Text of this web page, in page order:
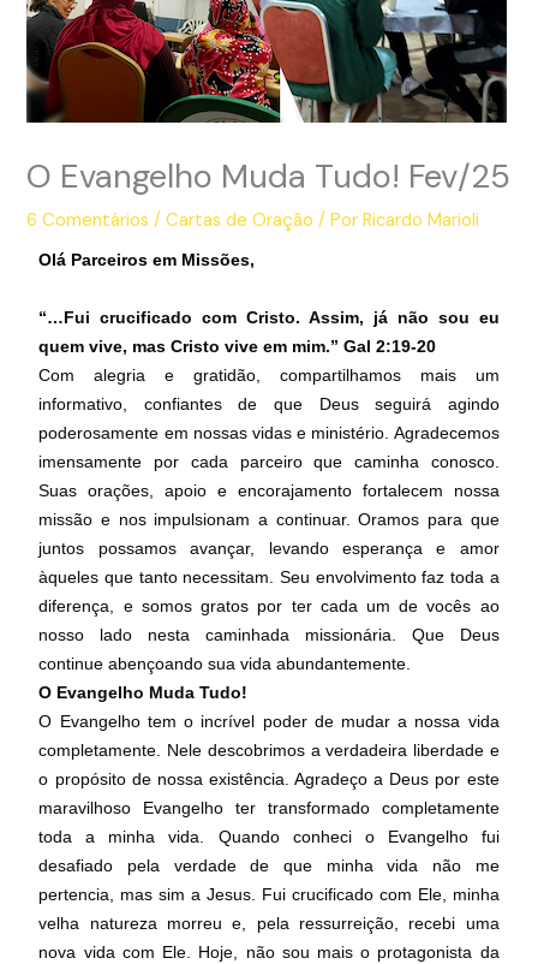
O Evangelho Muda Tudo! Fev/25
6 Comentários /Cartas de Oração / PorRicardo Marioli
Olá Parceiros em Missões,
“…Fui crucificado com Cristo. Assim, já não sou eu
quem vive, mas Cristo vive em mim.” Gal 2:19-20
Com alegria e gratidão, compartilhamos mais um
informativo, confiantes de que Deus seguirá agindo
poderosamente em nossas vidas e ministério. Agradecemos
imensamente por cada parceiro que caminha conosco.
Suas orações, apoio e encorajamento fortalecem nossa
missão e nos impulsionam a continuar. Oramos para que
juntos possamos avançar, levando esperança e amor
àqueles que tanto necessitam. Seu envolvimento faz toda a
diferença, e somos gratos por ter cada um de vocês ao
nosso lado nesta caminhada missionária. Que Deus
continue abençoando sua vida abundantemente.
O Evangelho Muda Tudo!
O Evangelho tem o incrível poder de mudar a nossa vida
completamente. Nele descobrimos a verdadeira liberdade e
o propósito de nossa existência. Agradeço a Deus por este
maravilhoso Evangelho ter transformado completamente
toda a minha vida. Quando conheci o Evangelho fui
desafiado pela verdade de que minha vida não me
pertencia, mas sim a Jesus. Fui crucificado com Ele, minha
velha natureza morreu e, pela ressurreição, recebi uma
nova vida com Ele. Hoje, não sou mais o protagonista da